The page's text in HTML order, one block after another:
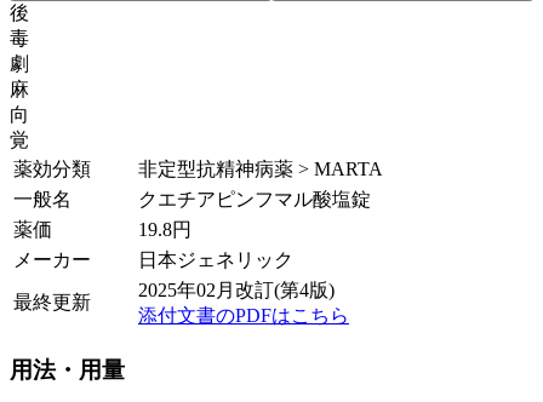
後
毒
劇
麻
向
覚
薬効分類
非定型抗精神病薬 > MARTA
一般名
クエチアピンフマル酸塩錠
薬価
19.8円
メーカー
日本ジェネリック
最終更新
2025年02月改訂(第4版)
添付文書のPDFはこちら
用法・用量